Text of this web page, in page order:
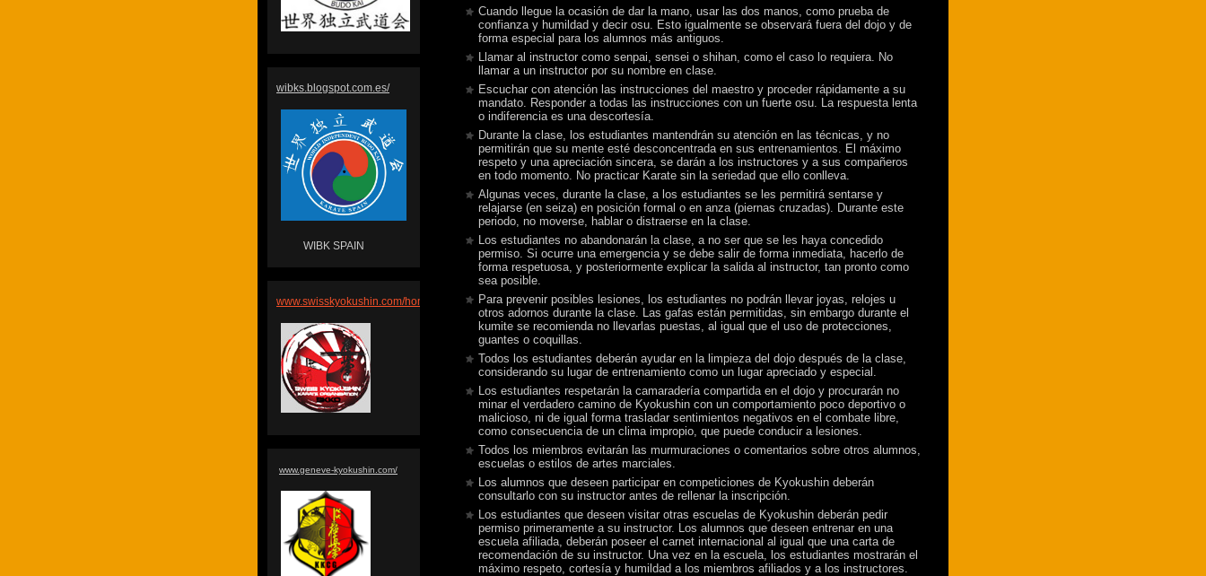
wibks.blogspot.com.es/
WIBK SPAIN
www.swisskyokushin.com/hom
www.geneve-kyokushin.com/
Cuando llegue la ocasión de dar la mano, usar las dos manos, como prueba de
confianza y humildad y decir osu. Esto igualmente se observará fuera del dojo y de
forma especial para los alumnos más antiguos.
Llamar al instructor como senpai, sensei o shihan, como el caso lo requiera. No
llamar a un instructor por su nombre en clase.
Escuchar con atención las instrucciones del maestro y proceder rápidamente a su
mandato. Responder a todas las instrucciones con un fuerte osu. La respuesta lenta
o indiferencia es una descortesía.
Durante la clase, los estudiantes mantendrán su atención en las técnicas, y no
permitirán que su mente esté desconcentrada en sus entrenamientos. El máximo
respeto y una apreciación sincera, se darán a los instructores y a sus compañeros
en todo momento. No practicar Karate sin la seriedad que ello conlleva.
Algunas veces, durante la clase, a los estudiantes se les permitirá sentarse y
relajarse (en seiza) en posición formal o en anza (piernas cruzadas). Durante este
periodo, no moverse, hablar o distraerse en la clase.
Los estudiantes no abandonarán la clase, a no ser que se les haya concedido
permiso. Si ocurre una emergencia y se debe salir de forma inmediata, hacerlo de
forma respetuosa, y posteriormente explicar la salida al instructor, tan pronto como
sea posible.
Para prevenir posibles lesiones, los estudiantes no podrán llevar joyas, relojes u
otros adornos durante la clase. Las gafas están permitidas, sin embargo durante el
kumite se recomienda no llevarlas puestas, al igual que el uso de protecciones,
guantes o coquillas.
Todos los estudiantes deberán ayudar en la limpieza del dojo después de la clase,
considerando su lugar de entrenamiento como un lugar apreciado y especial.
Los estudiantes respetarán la camaradería compartida en el dojo y procurarán no
minar el verdadero camino de Kyokushin con un comportamiento poco deportivo o
malicioso, ni de igual forma trasladar sentimientos negativos en el combate libre,
como consecuencia de un clima impropio, que puede conducir a lesiones.
Todos los miembros evitarán las murmuraciones o comentarios sobre otros alumnos,
escuelas o estilos de artes marciales.
Los alumnos que deseen participar en competiciones de Kyokushin deberán
consultarlo con su instructor antes de rellenar la inscripción.
Los estudiantes que deseen visitar otras escuelas de Kyokushin deberán pedir
permiso primeramente a su instructor. Los alumnos que deseen entrenar en una
escuela afiliada, deberán poseer el carnet internacional al igual que una carta de
recomendación de su instructor. Una vez en la escuela, los estudiantes mostrarán el
máximo respeto, cortesía y humildad a los miembros afiliados y a los instructores.